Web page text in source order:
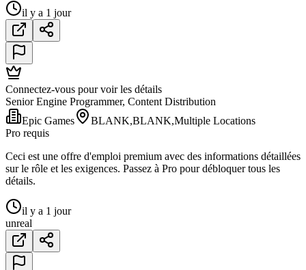
il y a 1 jour
Connectez-vous pour voir les détails
Senior Engine Programmer, Content Distribution
Epic Games
BLANK,BLANK,Multiple Locations
Pro requis
Ceci est une offre d'emploi premium avec des informations détaillées
sur le rôle et les exigences. Passez à Pro pour débloquer tous les
détails.
il y a 1 jour
unreal